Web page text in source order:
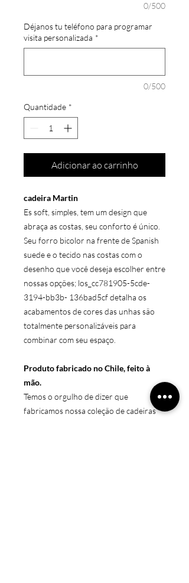
0/500
Déjanos tu teléfono para programar
visita personalizada *
0/500
Quantidade *
Adicionar ao carrinho
cadeira Martin
Es soft, simples, tem um design que
abraça as costas, seu conforto é único.
Seu forro bicolor na frente de Spanish
suede e o tecido nas costas com o
desenho que você deseja escolher entre
nossas opções; los_cc781905-5cde-
3194-bb3b- 136bad5cf detalha os
acabamentos de cores das unhas são
totalmente personalizáveis para
combinar com seu espaço.
Produto fabricado no Chile, feito à
mão.
Temos o orgulho de dizer que
fabricamos nossa coleção de cadeiras